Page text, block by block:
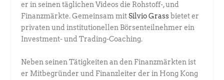
er in seinen täglichen ­Videos die Rohstoff-, und
Finanzmärkte. Gemeinsam mitSilvio Grass ­bietet er
privaten und institutionellen Börsenteilnehmer ein
Investment- und ­Trading-Coaching.
Neben seinen Tätigkeiten an den Finanzmärkten ist
er Mitbegründer und Finanzleiter der in Hong Kong